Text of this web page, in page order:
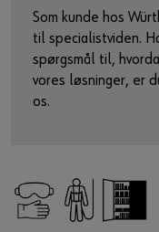
direkte på
https://youtu.be/
Som kunde hos
til specialistviden.
spørgsmål til,
vores løsninger, er
os.